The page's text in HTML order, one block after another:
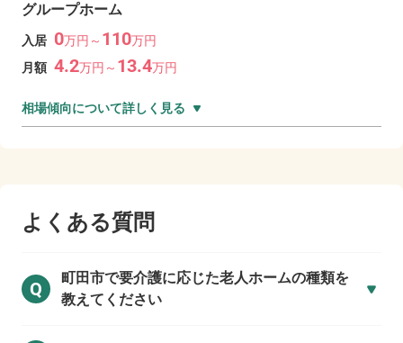
グループホーム
入居 0万円～ 110万円
月額 4.2万円～ 13.4万円
相場傾向について詳しく見る
よくある質問
Q
町田市で要介護に応じた老人ホームの種類を
教えてください